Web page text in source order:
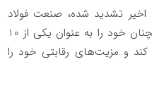
تشدید شده، صنعت فولاد
ایران می‌تواند با تکیه بر توسعه همچنان خود را به عنوان یکی از 10
کند و مزیت‌های رقابتی خود را